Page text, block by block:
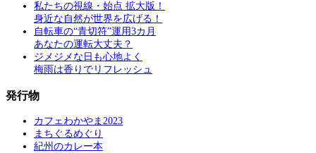
私たちの視線・始点 拡大版！
身近な自然が世界を広げる！
自転車の“青切符”運用3カ月
あなたの運転大丈夫？
ジメジメな日も心地よく
梅雨は香りでリフレッシュ
発行物
カフェわかやま2023
まちぐるめぐり
紀州のカレー本